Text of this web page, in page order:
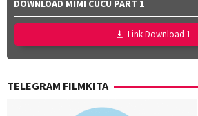
DOWNLOAD MIMI CUCU PART 1
Link Download 1
TELEGRAM FILMKITA